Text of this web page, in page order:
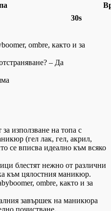
30s
ombre, както и за
– Да
използване на топа с
(гел лак, гел, акрил,
се вписва идеално към всяко
блестят нежно от различни
към цялостния маникюр.
ombre, както и за
завършек на маникюра
почистване.